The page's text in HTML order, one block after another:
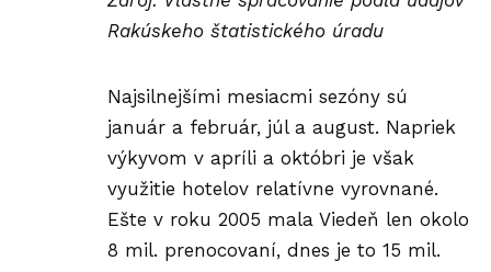
Rakúskeho štatistického úradu
Najsilnejšími mesiacmi sezóny sú
január a február, júl a august. Napriek
výkyvom v apríli a októbri je však
využitie hotelov relatívne vyrovnané.
Ešte v roku 2005 mala Viedeň len okolo
8 mil. prenocovaní, dnes je to 15 mil.